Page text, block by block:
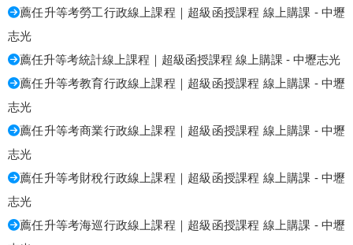
薦任升等考勞工行政線上課程｜超級函授課程 線上購課 - 中壢
志光
薦任升等考統計線上課程｜超級函授課程 線上購課 - 中壢志光
薦任升等考教育行政線上課程｜超級函授課程 線上購課 - 中壢
志光
薦任升等考商業行政線上課程｜超級函授課程 線上購課 - 中壢
志光
薦任升等考財稅行政線上課程｜超級函授課程 線上購課 - 中壢
志光
薦任升等考海巡行政線上課程｜超級函授課程 線上購課 - 中壢